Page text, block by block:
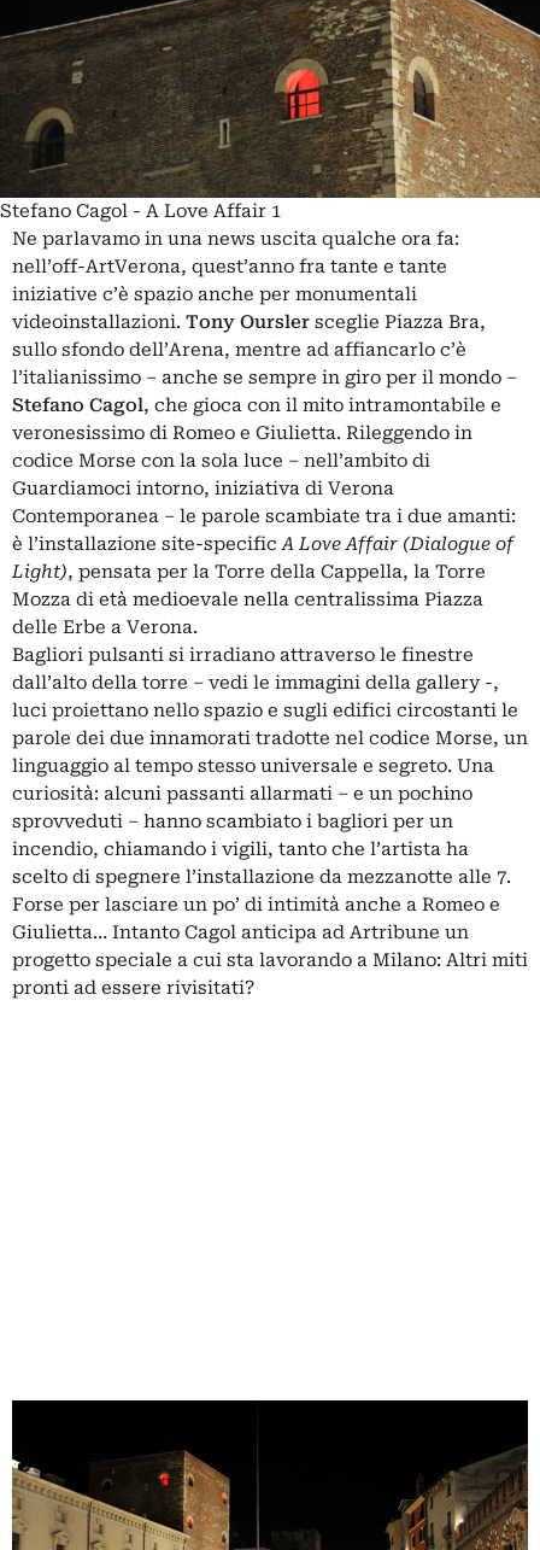
Stefano Cagol - A Love Affair 1
Ne parlavamo in una news uscita qualche ora fa:
nell’off-ArtVerona, quest’anno fra tante e tante
iniziative c’è spazio anche per monumentali
videoinstallazioni. Tony Oursler sceglie Piazza Bra,
sullo sfondo dell’Arena, mentre ad affiancarlo c’è
l’italianissimo – anche se sempre in giro per il mondo –
Stefano Cagol, che gioca con il mito intramontabile e
veronesissimo di Romeo e Giulietta. Rileggendo in
codice Morse con la sola luce – nell’ambito di
Guardiamoci intorno, iniziativa di Verona
Contemporanea – le parole scambiate tra i due amanti:
è l’installazione site-specific A Love Affair (Dialogue of
Light), pensata per la Torre della Cappella, la Torre
Mozza di età medioevale nella centralissima Piazza
delle Erbe a Verona.
Bagliori pulsanti si irradiano attraverso le finestre
dall’alto della torre – vedi le immagini della gallery -,
luci proiettano nello spazio e sugli edifici circostanti le
parole dei due innamorati tradotte nel codice Morse, un
linguaggio al tempo stesso universale e segreto. Una
curiosità: alcuni passanti allarmati – e un pochino
sprovveduti – hanno scambiato i bagliori per un
incendio, chiamando i vigili, tanto che l’artista ha
scelto di spegnere l’installazione da mezzanotte alle 7.
Forse per lasciare un po’ di intimità anche a Romeo e
Giulietta… Intanto Cagol anticipa ad Artribune un
progetto speciale a cui sta lavorando a Milano: Altri miti
pronti ad essere rivisitati?